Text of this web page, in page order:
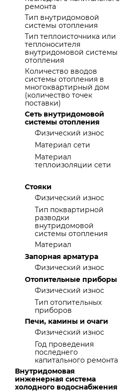
ремонта
Тип внутридомовой
системы отопления
Тип теплоисточника или
теплоносителя
внутридомовой системы
отопления
Количество вводов
системы отопления в
многоквартирный дом
(количество точек
поставки)
Сеть внутридомовой
системы отопления
Физический износ
Материал сети
Материал
теплоизоляции сети
Стояки
Физический износ
Тип поквартирной
разводки
внутридомовой
системы отопления
Материал
Запорная арматура
Физический износ
Отопительные приборы
Физический износ
Тип отопительных
приборов
Печи, камины и очаги
Физический износ
Год проведения
последнего
капитального ремонта
Внутридомовая
инженерная система
холодного водоснабжения